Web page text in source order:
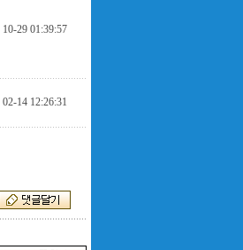
10-29 01:39:57
02-14 12:26:31